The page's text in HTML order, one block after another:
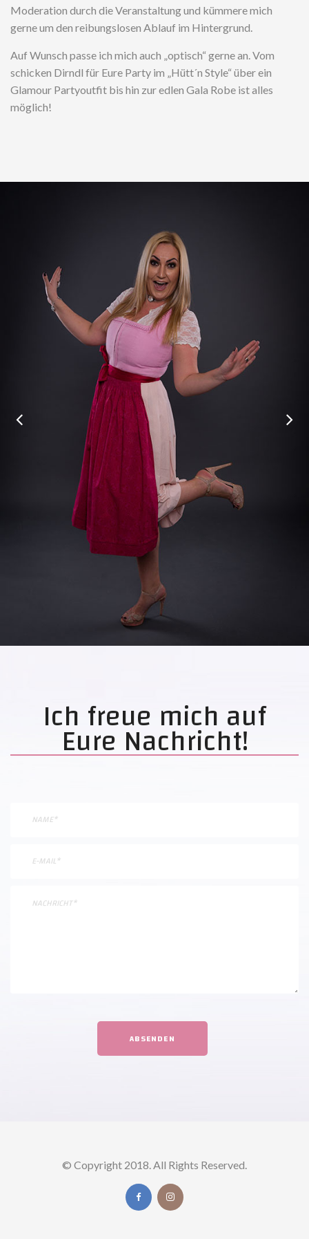
Moderation durch die Veranstaltung und kümmere mich
gerne um den reibungslosen Ablauf im Hintergrund.
Auf Wunsch passe ich mich auch „optisch“ gerne an. Vom
schicken Dirndl für Eure Party im „Hütt´n Style“ über ein
Glamour Partyoutfit bis hin zur edlen Gala Robe ist alles
möglich!
Ich freue mich auf
Eure Nachricht!
ABSENDEN
© Copyright 2018. All Rights Reserved.